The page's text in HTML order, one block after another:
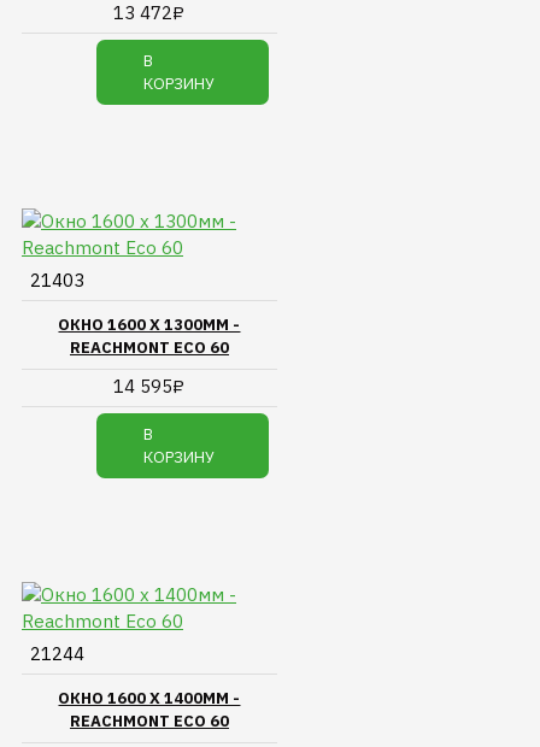
13 472₽
В
КОРЗИНУ
21403
ОКНО 1600 Х 1300ММ -
REACHMONT ECO 60
14 595₽
В
КОРЗИНУ
21244
ОКНО 1600 Х 1400ММ -
REACHMONT ECO 60